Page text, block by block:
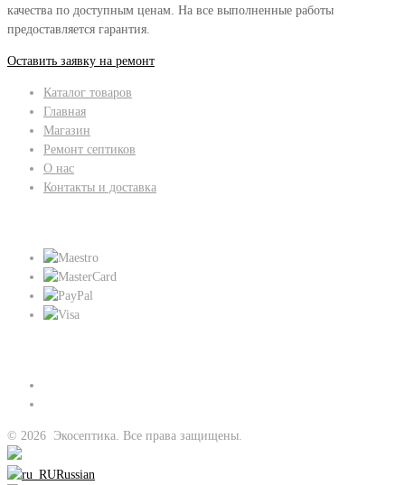
качества по доступным ценам. На все выполненные работы
предоставляется гарантия.
Оставить заявку на ремонт
Каталог товаров
Главная
Магазин
Ремонт септиков
О нас
Контакты и доставка
© 2026 Экосептика. Все права защищены.
Russian